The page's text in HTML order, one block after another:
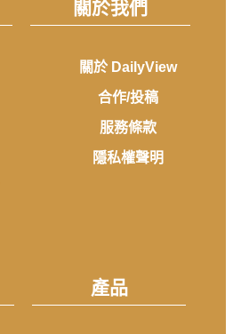
關於我們
關於 DailyView
合作/投稿
服務條款
隱私權聲明
產品